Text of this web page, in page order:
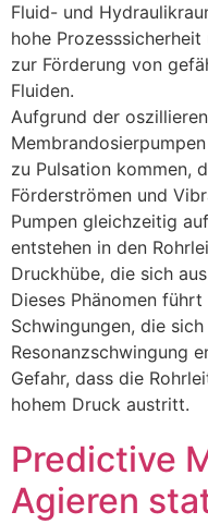
Fluid- und
hohe
zur Förderung von
Fluiden.
Aufgrund der
zu Pulsation kommen,
Förderströmen und
Pumpen gleichzeitig
entstehen in den
Druckhübe, die sich
Dieses Phänomen
Schwingungen, die
Resonanzschwingung
Gefahr, dass die
hohem Druck austritt.
Predictive
Agieren